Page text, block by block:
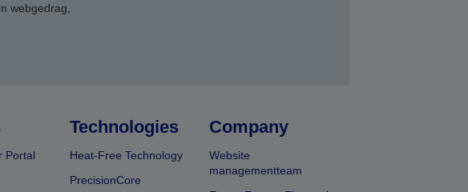
webgedrag,
Portal
Technologies
Heat-Free Technology
PrecisionCore
Company
Website
managementteam